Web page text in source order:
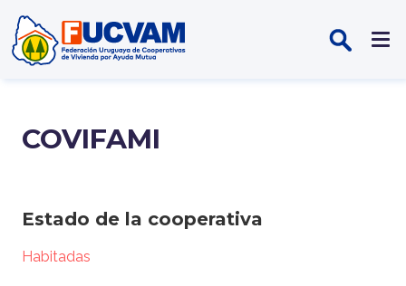
COVIFAMI
Estado de la cooperativa
Habitadas